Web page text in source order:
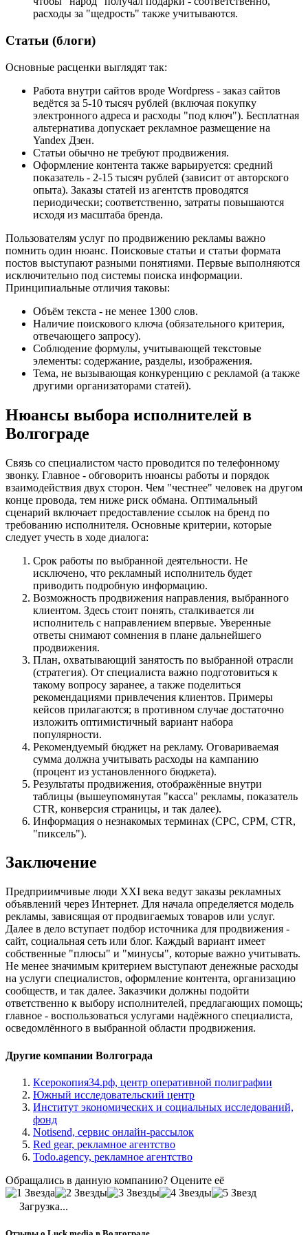
расходы за "щедрость" также учитываются.
Статьи (блоги)
Основные расценки выглядят так:
Работа внутри сайтов вроде Wordpress - заказ сайтов
ведётся за 5-10 тысяч рублей (включая покупку
электронного адреса и расходы "под ключ"). Бесплатная
альтернатива допускает рекламное размещение на
Yandex Дзен.
Статьи обычно не требуют продвижения.
Оформление контента также варьируется: средний
показатель - 2-15 тысяч рублей (зависит от авторского
опыта). Заказы статей из агентств проводятся
периодически; соответственно, затраты повышаются
исходя из масштаба бренда.
Пользователям услуг по продвижению рекламы важно
помнить один нюанс. Поисковые статьи и статьи формата
постов выступают разными понятиями. Первые выполняются
исключительно под системы поиска информации.
Принципиальные отличия таковы:
Объём текста - не менее 1300 слов.
Наличие поискового ключа (обязательного критерия,
отвечающего запросу).
Соблюдение формулы, учитывающей текстовые
элементы: содержание, разделы, изображения.
Тема, не вызывающая конкуренцию с рекламой (а также
другими организаторами статей).
Нюансы выбора исполнителей в
Волгограде
Связь со специалистом часто проводится по телефонному
звонку. Главное - обговорить нюансы работы и порядок
взаимодействия двух сторон. Чем "честнее" человек на другом
конце провода, тем ниже риск обмана. Оптимальный
сценарий включает предоставление ссылок на бренд по
требованию исполнителя. Основные критерии, которые
следует учесть в ходе диалога:
Срок работы по выбранной деятельности. Не
исключено, что рекламный исполнитель будет
приводить подробную информацию.
Возможность продвижения направления, выбранного
клиентом. Здесь стоит понять, сталкивается ли
исполнитель с направлением впервые. Уверенные
ответы снимают сомнения в плане дальнейшего
продвижения.
План, охватывающий занятость по выбранной отрасли
(стратегия). От специалиста важно подготовиться к
такому вопросу заранее, а также поделиться
рекомендациями привлечения клиентов. Примеры
кейсов прилагаются; в противном случае достаточно
изложить оптимистичный вариант набора
популярности.
Рекомендуемый бюджет на рекламу. Оговариваемая
сумма должна учитывать расходы на кампанию
(процент из установленного бюджета).
Результаты продвижения, отображённые внутри
таблицы (вышеупомянутая "касса" рекламы, показатель
CTR, конверсия страницы, и так далее).
Информация о незнакомых терминах (CPC, CPM, CTR,
"пиксель").
Заключение
Предприимчивые люди XXI века ведут заказы рекламных
объявлений через Интернет. Для начала определяется модель
рекламы, зависящая от продвигаемых товаров или услуг.
Далее в дело вступает подбор источника для продвижения -
сайт, социальная сеть или блог. Каждый вариант имеет
собственные "плюсы" и "минусы", которые важно учитывать.
Не менее значимым критерием выступают денежные расходы
на услуги специалистов, оформление контента, организацию
сообществ, и так далее. Заказчики должны подойти
ответственно к выбору исполнителей, предлагающих помощь;
главное - воспользоваться услугами надёжного специалиста,
осведомлённого в выбранной области продвижения.
Другие компании Волгограда
Ксерокопия34.рф, центр оперативной полиграфии
Южный исследовательский центр
Институт экономических и социальных исследований,
фонд
Notisend, сервис онлайн-рассылок
Red gear, рекламное агентство
Todo.agency, рекламное агентство
Обращались в данную компанию? Оцените её
Загрузка...